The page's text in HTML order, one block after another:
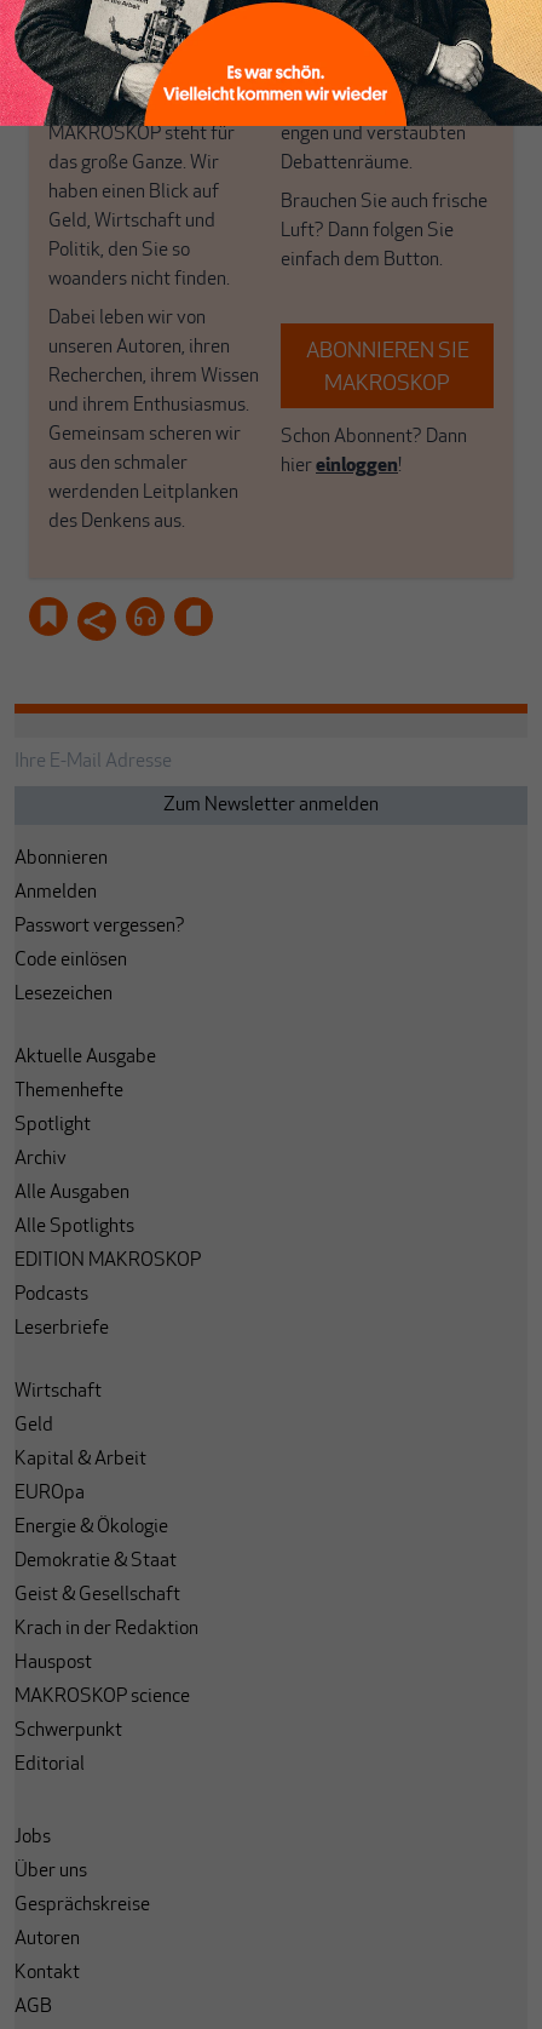
Themen aus einer
postkeynesianischen
Perspektive und ist damit
in Deutschland einzigartig.
MAKROSKOP steht für
das große Ganze. Wir
haben einen Blick auf
Geld, Wirtschaft und
Politik, den Sie so
woanders nicht finden.
Dabei leben wir von
unseren Autoren, ihren
Recherchen, ihrem Wissen
und ihrem Enthusiasmus.
Gemeinsam scheren wir
aus den schmaler
werdenden Leitplanken
des Denkens aus.
in der sich viele
eingerichtet haben. Wir
öffnen Fenster und
bringen frische Luft in die
engen und verstaubten
Debattenräume.
Brauchen Sie auch frische
Luft? Dann folgen Sie
einfach dem Button.
ABONNIEREN SIE
MAKROSKOP
Schon Abonnent? Dann
hiereinloggen!
Abonnieren
Anmelden
Passwort vergessen?
Code einlösen
Lesezeichen
Aktuelle Ausgabe
Themenhefte
Spotlight
Archiv
Alle Ausgaben
Alle Spotlights
EDITION MAKROSKOP
Podcasts
Leserbriefe
Wirtschaft
Geld
Kapital & Arbeit
EUROpa
Energie & Ökologie
Demokratie & Staat
Geist & Gesellschaft
Krach in der Redaktion
Hauspost
MAKROSKOP science
Schwerpunkt
Editorial
Jobs
Über uns
Gesprächskreise
Autoren
Kontakt
AGB